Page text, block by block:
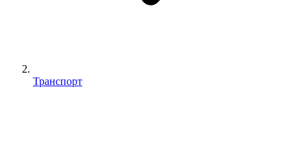
Транспорт